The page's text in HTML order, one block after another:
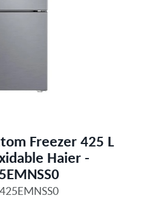
Freezer 425 L
Haier -